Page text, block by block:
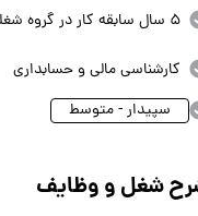
5 سال سابقه کار در گروه شغلی مشابه
کارشناسی مالی و حسابداری
سپیدار - متوسط
شغل و وظایف